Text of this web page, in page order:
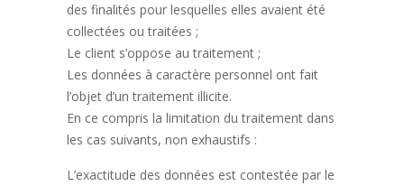
des finalités pour lesquelles elles avaient été
collectées ou traitées ;
Le client s’oppose au traitement ;
Les données à caractère personnel ont fait
l’objet d’un traitement illicite.
En ce compris la limitation du traitement dans
les cas suivants, non exhaustifs :
L’exactitude des données est contestée par le